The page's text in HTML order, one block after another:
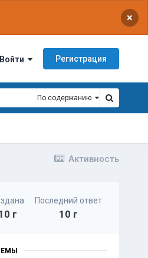
×
Войти Регистрация
По содержанию
Активность
г
Последний ответ
10 г